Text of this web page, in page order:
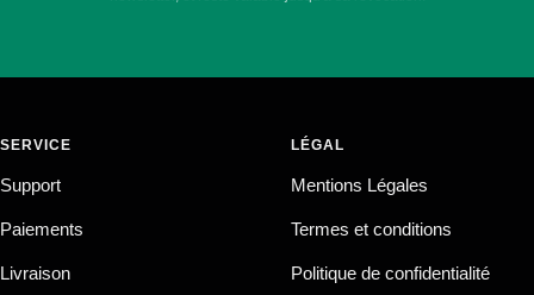
SERVICE
Support
Paiements
Livraison
LÉGAL
Mentions Légales
Termes et conditions
Politique de confidentialité